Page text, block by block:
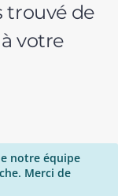
trouvé de
votre
notre équipe
Merci de